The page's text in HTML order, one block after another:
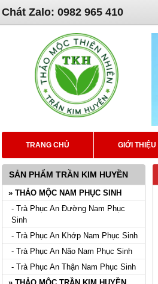
Chát Zalo: 0982 965 410
TRANG CHỦ GIỚI THIỆU
SẢN PHẨM TRẦN KIM HUYỀN
» THẢO MỘC NAM PHỤC SINH
- Trà Phục An Đường Nam Phục
Sinh
- Trà Phục An Khớp Nam Phục Sinh
- Trà Phục An Não Nam Phục Sinh
- Trà Phục An Thận Nam Phục Sinh